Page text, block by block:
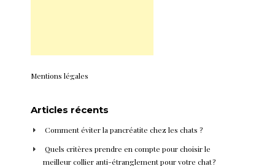
Mentions légales
Articles récents
Comment éviter la pancréatite chez les chats ?
Quels critères prendre en compte pour choisir le
meilleur collier anti-étranglement pour votre chat ?